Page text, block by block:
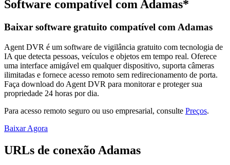
Software compatível com Adamas*
Baixar software gratuito compatível com Adamas
Agent DVR é um software de vigilância gratuito com tecnologia de
IA que detecta pessoas, veículos e objetos em tempo real. Oferece
uma interface amigável em qualquer dispositivo, suporta câmeras
ilimitadas e fornece acesso remoto sem redirecionamento de porta.
Faça download do Agent DVR para monitorar e proteger sua
propriedade 24 horas por dia.
Para acesso remoto seguro ou uso empresarial, consulte Preços.
Baixar Agora
URLs de conexão Adamas